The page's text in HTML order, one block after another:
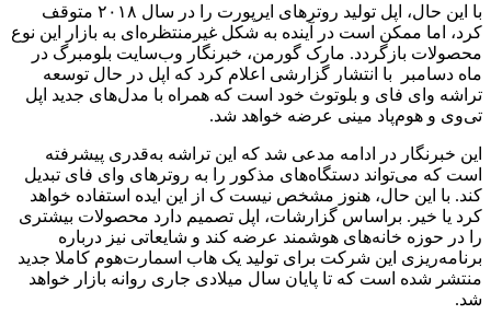
با این حال، اپل تولید روترهای ایرپورت را در سال ۲۰۱۸ متوقف
کرد، اما ممکن است در آینده به شکل غیرمنتظره‌ای به بازار این نوع
محصولات بازگردد. مارک گورمن، خبرنگار وب‌سایت بلومبرگ در
ماه دسامبر با انتشار گزارشی اعلام کرد که اپل در حال توسعه
تراشه وای فای و بلوتوث خود است که همراه با مدل‌های جدید اپل
تی‌وی و هوم‌پاد مینی عرضه خواهد شد.
این خبرنگار در ادامه مدعی شد که این تراشه به‌قدری پیشرفته
است که می‌تواند دستگاه‌های مذکور را به روترهای وای فای تبدیل
کند. با این حال، هنوز مشخص نیست ک از این ایده استفاده خواهد
کرد یا خیر. براساس گزارشات، اپل تصمیم دارد محصولات بیشتری
را در حوزه خانه‌های هوشمند عرضه کند و شایعاتی نیز درباره
برنامه‌ریزی این شرکت برای تولید یک هاب اسمارت‌هوم کاملا جدید
منتشر شده است که تا پایان سال میلادی جاری روانه بازار خواهد
شد.